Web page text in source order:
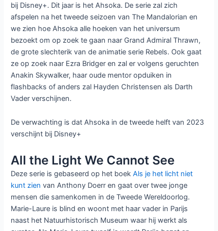
bij Disney+. Dit jaar is het Ahsoka. De serie zal zich
afspelen na het tweede seizoen van The Mandalorian en
we zien hoe Ahsoka alle hoeken van het universum
bezoekt om op zoek te gaan naar Grand Admiral Thrawn,
de grote slechterik van de animatie serie Rebels. Ook gaat
ze op zoek naar Ezra Bridger en zal er volgens geruchten
Anakin Skywalker, haar oude mentor opduiken in
flashbacks of anders zal Hayden Christensen als Darth
Vader verschijnen.
De verwachting is dat Ahsoka in de tweede helft van 2023
verschijnt bij Disney+
All the Light We Cannot See
Deze serie is gebaseerd op het boek Als je het licht niet
kunt zien van Anthony Doerr en gaat over twee jonge
mensen die samenkomen in de Tweede Wereldoorlog.
Marie-Laure is blind en woont met haar vader in Parijs
naast het Natuurhistorisch Museum waar hij werkt als